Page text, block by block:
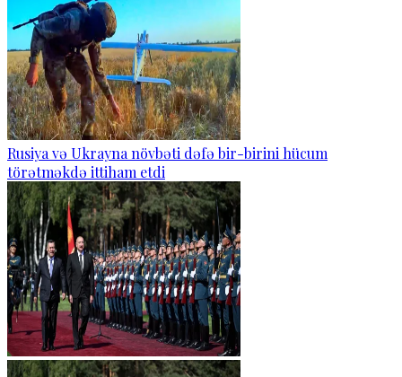
Rusiya və Ukrayna növbəti dəfə bir-birini hücum
törətməkdə ittiham etdi